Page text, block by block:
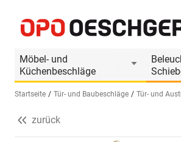
Möbel- und
Küchenbeschläge
Sprache wählen (DE)
Startseite Tür- und Baubeschläge Tür- und
Produktinformationen
zurück